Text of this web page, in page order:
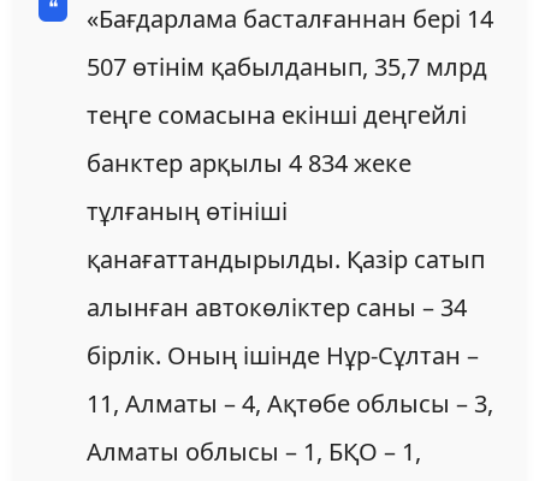
«Бағдарлама басталғаннан бері 14
507 өтінім қабылданып, 35,7 млрд
теңге сомасына екінші деңгейлі
банктер арқылы 4 834 жеке
тұлғаның өтініші
қанағаттандырылды. Қазір сатып
алынған автокөліктер саны – 34
бірлік. Оның ішінде Нұр-Сұлтан –
11, Алматы – 4, Ақтөбе облысы – 3,
Алматы облысы – 1, БҚО – 1,